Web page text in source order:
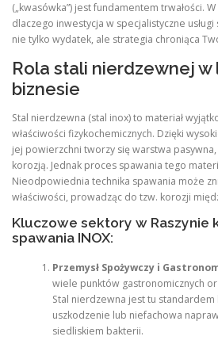
(„kwasówka”) jest fundamentem trwałości.
dlaczego inwestycja w specjalistyczne
nie tylko wydatek, ale strategia chroniąca
Rola stali nierdzewnej w
biznesie
Stal nierdzewna (stal inox) to materiał
właściwości fizykochemicznych. Dzięki
jej powierzchni tworzy się warstwa
korozją. Jednak proces spawania tego
Nieodpowiednia technika spawania może
właściwości, prowadząc do tzw. korozji
Kluczowe sektory w Raszynie
spawania INOX:
Przemysł Spożywczy i
wiele punktów gastronomicznych
Stal nierdzewna jest tu standardem
uszkodzenie lub niefachowa
siedliskiem bakterii.